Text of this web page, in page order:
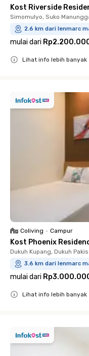
Kost Riverside
Simomulyo, Suko
2.6 km dari lenmarc
mulai dari
Lihat info lebih banyak
Coliving • Campur
Kost Phoenix
Dukuh Kupang, Dukuh Pakis
3.6 km dari lenmarc
mulai dari
Lihat info lebih banyak